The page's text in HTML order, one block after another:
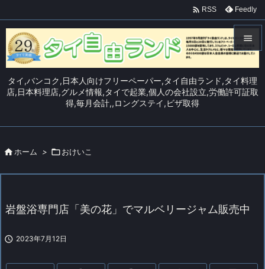
タイ,バンコク,日本人向けフリーペーパー,タイ自由ランド,タイ料理
店,日本料理店,グルメ情報,タイで起業,個人の会社設立,労働許可証取
得,毎月会計,,ロングステイ,ビザ取得

メニュ


 RSS Feedly
 ホーム > おけいこ
岩盤浴専門店「美の花」でマルベリージャム販売中
 2023年7月12日